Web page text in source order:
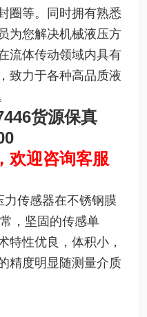
圈等。同时拥有熟悉
为您解决机械液压方
流体传动领域内具有
致力于各种高品质液
货源保真
欢迎咨询客服
传感器在不锈钢膜
，坚固的传感单
特性优良，体积小，
精度明显随测量介质